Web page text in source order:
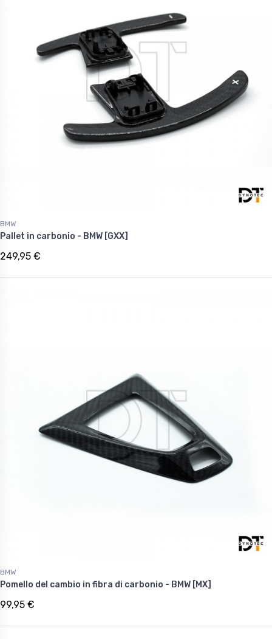
BMW
Pallet in carbonio - BMW [GXX]
249,95 €
BMW
Pomello del cambio in fibra di carbonio - BMW [MX]
99,95 €